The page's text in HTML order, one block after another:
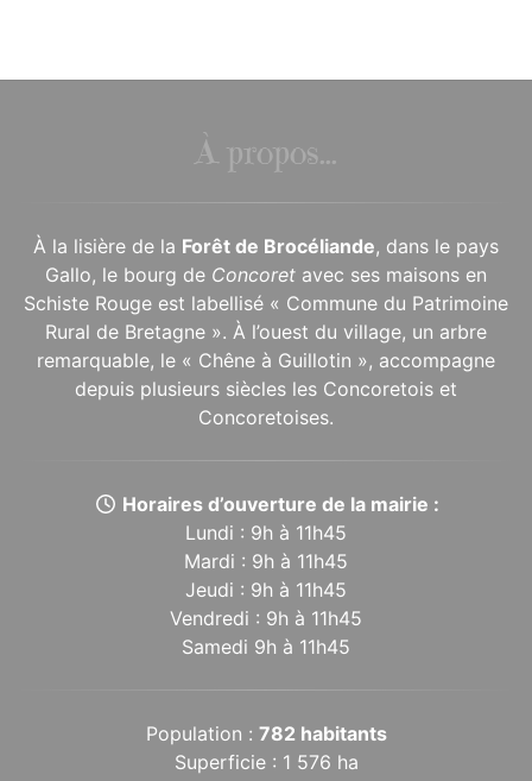
À propos...
À la lisière de la Forêt de Brocéliande, dans le pays
Gallo, le bourg de Concoret avec ses maisons en
Schiste Rouge est labellisé « Commune du Patrimoine
Rural de Bretagne ». À l’ouest du village, un arbre
remarquable, le « Chêne à Guillotin », accompagne
depuis plusieurs siècles les Concoretois et
Concoretoises.
Horaires d’ouverture de la mairie :
Lundi : 9h à 11h45
Mardi : 9h à 11h45
Jeudi : 9h à 11h45
Vendredi : 9h à 11h45
Samedi 9h à 11h45
Population : 782 habitants
Superficie : 1 576 ha